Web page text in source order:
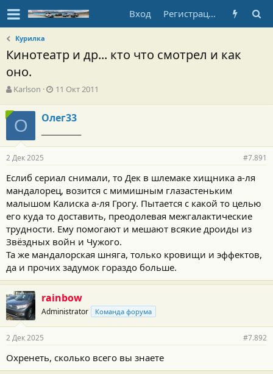
Вход Регистрация
Курилка
Кинотеатр и др... кто что смотрел и как
оно.
А
т
о
р
т
е
м
ы
Karlson
Д
а
н
а
л
а
11 Окт 2011
О Олег33
2 Дек 2025 #7.891
Еслиб сериал снимали, то Дек в шлемаке хищника а-ля
мандалорец, возится с мимишным глазастеньким
малышом Калиска а-ля Грогу. Пытается с какой то целью
его куда то доставить, преодолевая межгалактические
трудности. Ему помогают и мешают всякие дроиды из
Звёздных войн и Чужого.
Та же мандалорская шняга, только кровищи и эффектов,
да и прочих задумок гораздо больше.
rainbow
Administrator Команда форума
2 Дек 2025 #7.892
Охренеть, сколько всего вы знаете